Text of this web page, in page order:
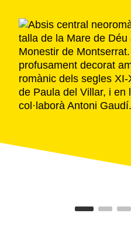
Ubicado dentro del
de Montserrat, destaca el
De hecho es lo primero
abadía al llegar desde la
coro de niños
voces
diariamente en la basílica
con una gran afluencia de
todo el mundo. Se trata de
Museu de Montserrat
en una de las